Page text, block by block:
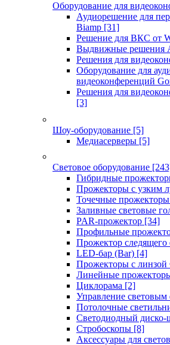
Оборудование для
Аудиорешение для
Biamp [31]
Решение для ВКС от
Выдвижные решения
Решения для
Оборудование для
видеоконференций
Решения для
[3]
Шоу-оборудование [5]
Медиасерверы [5]
Световое оборудование
Гибридные
Прожекторы с узким
Точечные
Заливные световые
PAR-прожектор [34]
Профильные
Прожектор следящего
LED-бар (Bar) [4]
Прожекторы с линзой
Линейные
Циклорама [2]
Управление световым
Потолочные
Светодиодный диско-
Стробоскопы [8]
Аксессуары для